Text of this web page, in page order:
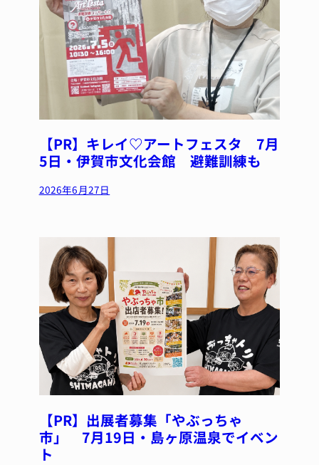
【PR】キレイ♡アートフェスタ 7月
5日・伊賀市文化会館 避難訓練も
2026年6月27日
【PR】出展者募集「やぶっちゃ
市」 7月19日・島ヶ原温泉でイベン
ト